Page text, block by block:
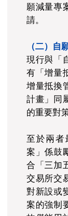
願減量專
請。
（二）自
現行與「
有「增量
增量抵換
計畫」同
的重要對
至於兩者
案」係鼓
合「三加
交易所交
對新設或
案的強制